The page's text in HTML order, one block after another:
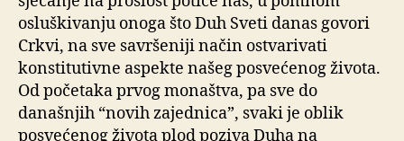
osluškivanju onoga što Duh Sveti danas govori
Crkvi, na sve savršeniji način ostvarivati
konstitutivne aspekte našeg posvećenog života.
Od početaka prvog monaštva, pa sve do
današnjih “novih zajednica”, svaki je oblik
posvećenog života plod poziva Duha na